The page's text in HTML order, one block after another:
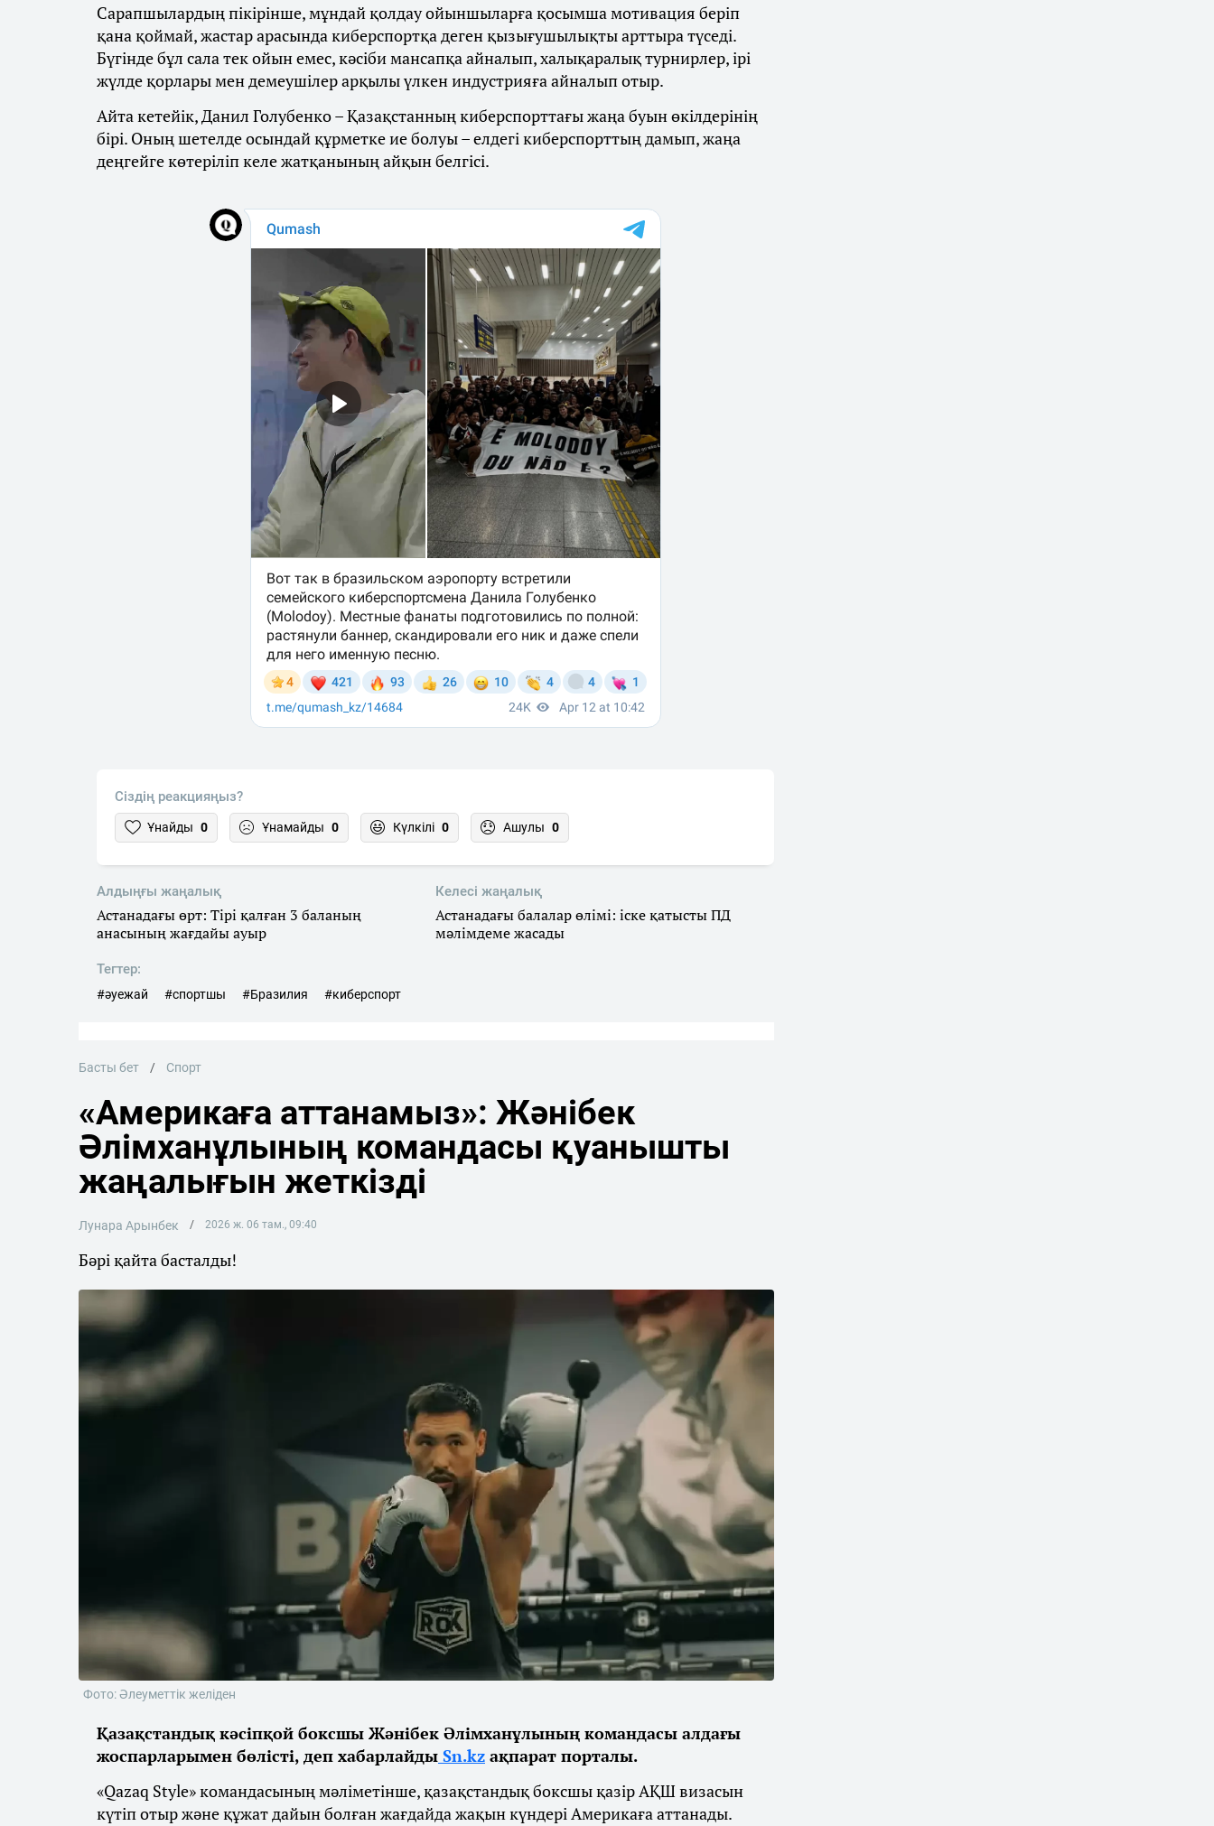
Сарапшылардың пікірінше, мұндай қолдау ойыншыларға қосымша мотивация беріп
қана қоймай, жастар арасында киберспортқа деген қызығушылықты арттыра түседі.
Бүгінде бұл сала тек ойын емес, кәсіби мансапқа айналып, халықаралық турнирлер, ірі
жүлде қорлары мен демеушілер арқылы үлкен индустрияға айналып отыр.
Айта кетейік, Данил Голубенко – Қазақстанның киберспорттағы жаңа буын өкілдерінің
бірі. Оның шетелде осындай құрметке ие болуы – елдегі киберспорттың дамып, жаңа
деңгейге көтеріліп келе жатқанының айқын белгісі.
Сіздің реакцияңыз?
Ұнайды 0 Ұнамайды 0 Күлкілі 0 Ашулы 0
Алдыңғы жаңалық
Астанадағы өрт: Тірі қалған 3 баланың
анасының жағдайы ауыр
Келесі жаңалық
Астанадағы балалар өлімі: іске қатысты ПД
мәлімдеме жасады
Тегтер:
#әуежай #спортшы #Бразилия #киберспорт
Басты бет Спорт
«Америкаға аттанамыз»: Жәнібек
Әлімханұлының командасы қуанышты
жаңалығын жеткізді
Лунара Арынбек 2026 ж. 06 там., 09:40
Бәрі қайта басталды!
Фото: Әлеуметтік желіден
Қазақстандық кәсіпқой боксшы Жәнібек Әлімханұлының командасы алдағы
жоспарларымен бөлісті, деп хабарлайды Sn.kz ақпарат порталы.
«Qazaq Style» командасының мәліметінше, қазақстандық боксшы қазір АҚШ визасын
күтіп отыр және құжат дайын болған жағдайда жақын күндері Америкаға аттанады.